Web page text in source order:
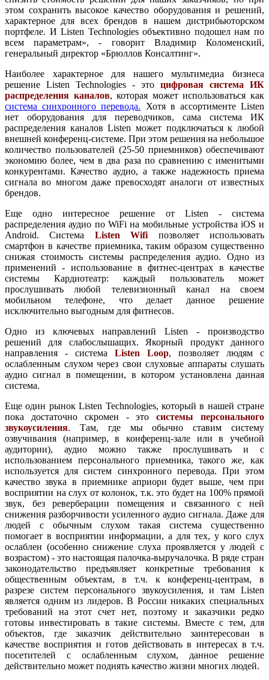
этом сохранить высокое качество оборудования и решений,
характерное для всех брендов в нашем дистрибьюторском
портфеле. И Listen Technologies объективно подошел нам по
всем параметрам», - говорит Владимир Коломенский,
генеральный директор «Брюллов Консалтинг».
Наиболее характерное для нашего мультимедиа бизнеса
решение Listen Technologies - это цифровая система ИК
распределения каналов, которая может использоваться как
система синхронного перевода. Хотя в ассортименте Listen
нет оборудования для переводчиков, сама система ИК
распределения каналов Listen может подключаться к любой
внешней конференц-системе. При этом решения на небольшое
количество пользователей (25-50 приемников) обеспечивают
экономию более, чем в два раза по сравнению с именитыми
конкурентами. Качество аудио, а также надежность приема
сигнала во многом даже превосходят аналоги от известных
брендов.
Еще одно интересное решение от Listen - система
распределения аудио по WiFi на мобильные устройства iOS и
Android. Система Listen Wifi позволяет использовать
смартфон в качестве приемника, таким образом существенно
снижая стоимость системы распределения аудио. Одно из
применений - использование в фитнес-центрах в качестве
системы Кардиотеатр: каждый пользователь может
прослушивать любой телевизионный канал на своем
мобильном телефоне, что делает данное решение
исключительно выгодным для фитнесов.
Одно из ключевых направлений Listen - производство
решений для слабослышащих. Якорный продукт данного
направления - система Listen Loop, позволяет людям с
ослабленным слухом через свои слуховые аппараты слушать
аудио сигнал в помещении, в котором установлена данная
система.
Еще один рынок Listen Technologies, который в нашей стране
пока достаточно скромен - этосистемы персонального
звукоусиления. Там, где мы обычно ставим систему
озвучивания (например, в конференц-зале или в учебной
аудитории), аудио можно также прослушивать и с
использованием персонального приемника, такого же, как
используется для систем синхронного перевода. При этом
качество звука в приемнике априори будет выше, чем при
восприятии на слух от колонок, т.к. это будет на 100% прямой
звук, без реверберации помещения и связанного с ней
снижения разборчивости усиленного аудио сигнала. Даже для
людей с обычным слухом такая система существенно
помогает в восприятии информации, а для тех, у кого слух
ослаблен (особенно снижение слуха проявляется у людей с
возрастом) - это настоящая палочка-выручалочка. В ряде стран
законодательство предъявляет конкретные требования к
общественным объектам, в т.ч. к конференц-центрам, в
разрезе систем персонального звукоусиления, и там Listen
является одним из лидеров. В России никаких специальных
требований на этот счет нет, поэтому и заказчики редко
готовы инвестировать в такие системы. Вместе с тем, для
объектов, где заказчик действительно заинтересован в
качестве восприятия и готов действовать в интересах в т.ч.
посетителей с ослабленным слухом, данное решение
действительно может поднять качество жизни многих людей.